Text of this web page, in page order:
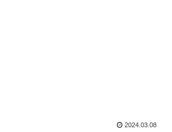
2024.03.08